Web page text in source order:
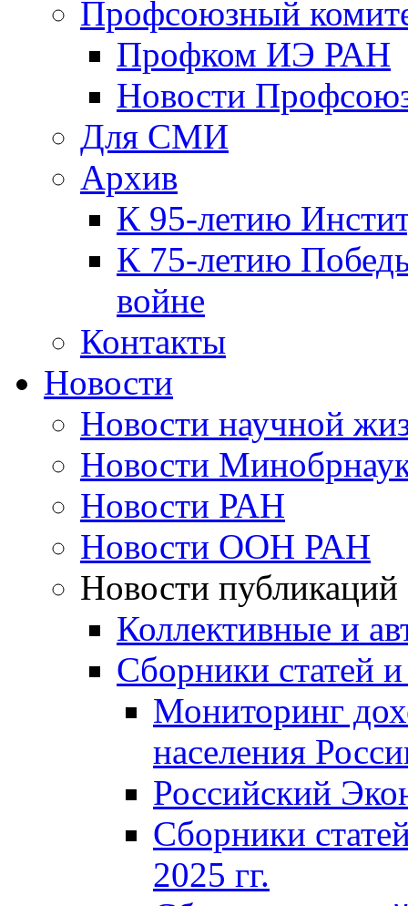
Профсоюзный
Профком ИЭ РАН
Новости
Для СМИ
Архив
К 95-летию
К 75-летию
войне
Контакты
Новости
Новости научной
Новости
Новости РАН
Новости ООН РАН
Новости публикаций
Коллективные и
Сборники статей
Мониторинг
населения
Российский
Сборники
2025 гг.